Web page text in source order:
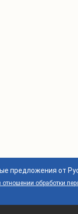
предложения от
отношении обработки